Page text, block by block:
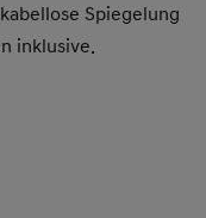
Spiegelung
inklusive.